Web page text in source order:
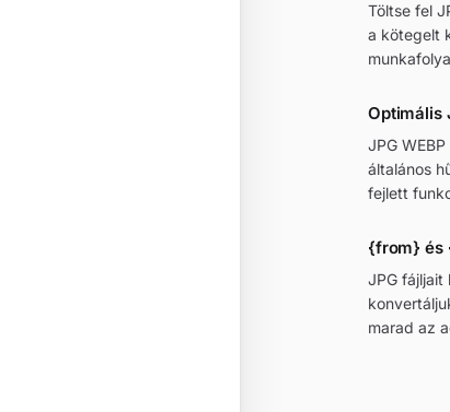
Töltse fel
a kötegelt
Optimális
JPG
általános
fejlett
{from} és
JPG
marad az